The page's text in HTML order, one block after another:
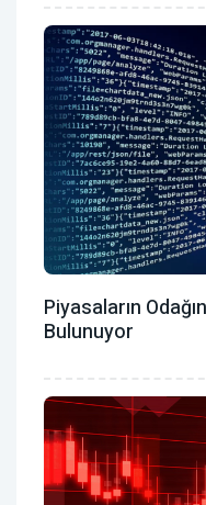
Piyasaların
Bulunuyor